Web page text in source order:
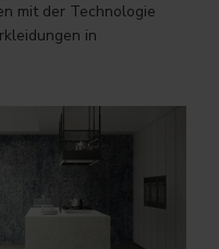
mit der Technologie
in